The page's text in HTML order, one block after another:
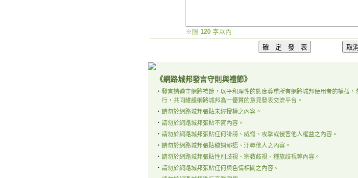
※限 120 字以內
《網路城邦發言守則與禮節》
‧ 發言請遵守網路禮節，以平和理性的態度尊重所有網路城邦使用者的權益
行，共同維護網路城邦為一優質的意見發表交流平台。
‧ 請勿於網路城邦張貼未經授權之內容。
‧ 請勿於網路城邦張貼不實內容。
‧ 請勿於網路城邦張貼任何誹謗、威脅、攻擊或侵害他人權益之內容。
‧ 請勿於網路城邦張貼穢詞鄙語、汙辱他人之內容。
‧ 請勿於網路城邦張貼性別歧視、宗教歧視、種族歧視等內容。
‧ 請勿於網路城邦張貼任何與色情相關之內容。